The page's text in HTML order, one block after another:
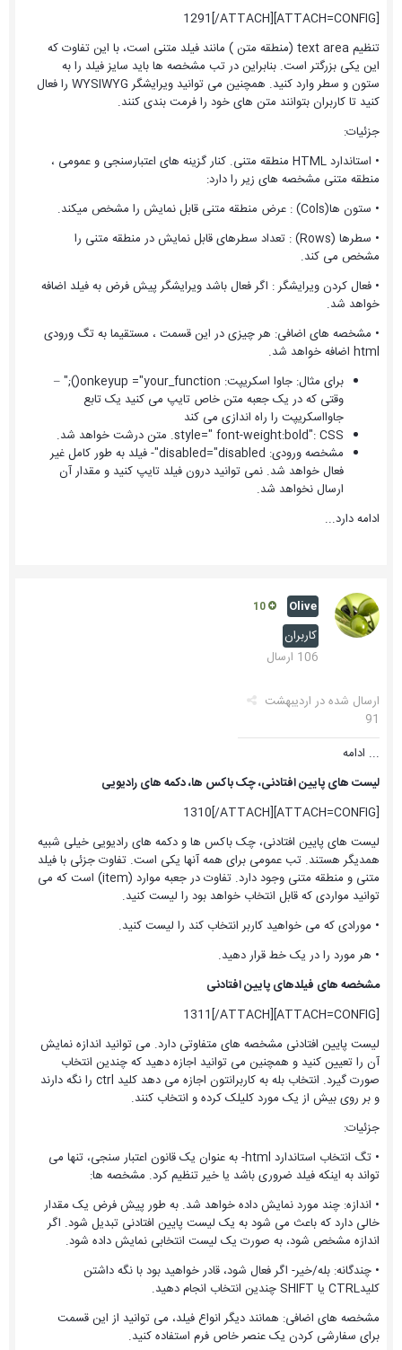
[ATTACH=CONFIG]1291[/ATTACH]
تنظیم text area (منطقه متن ) مانند فیلد متنی است، با این تفاوت که
این یکی بزرگتر است. بنابراین در تب مشخصه ها باید سایز فیلد را به
ستون و سطر وارد کنید. همچنین می توانید ویرایشگر WYSIWYG را فعال
کنید تا کاربران بتوانند متن های خود را فرمت بندی کنند.
جزئیات:
• استاندارد HTML منطقه متنی. کنار گزینه های اعتبارسنجی و عمومی ،
منطقه متنی مشخصه های زیر را دارد:
• ستون ها(Cols) : عرض منطقه متنی قابل نمایش را مشخص میکند.
• سطرها (Rows) : تعداد سطرهای قابل نمایش در منطقه متنی را
مشخص می کند.
• فعال کردن ویرایشگر : اگر فعال باشد ویرایشگر پیش فرض به فیلد اضافه
خواهد شد.
• مشخصه های اضافی: هر چیزی در این قسمت ، مستقیما به تگ ورودی
html اضافه خواهد شد.
برای مثال: جاوا اسکریپت: onkeyup ="your_function();" –
وقتی که در یک جعبه متن خاص تایپ می کنید یک تابع
جاوااسکریپت را راه اندازی می کند
style=" font-weight:bold": CSS. متن درشت خواهد شد.
مشخصه ورودی: disabled="disabled"- فیلد به طور کامل غیر
فعال خواهد شد. نمی توانید درون فیلد تایپ کنید و مقدار آن
ارسال نخواهد شد.
ادامه دارد...
Olive
کاربران
106 ارسال
ارسال شده در اردیبهشت
91
... ادامه
لیست های پایین افتادنی، چک باکس ها، دکمه های رادیویی
[ATTACH=CONFIG]1310[/ATTACH]
لیست های پایین افتادنی، چک باکس ها و دکمه های رادیویی خیلی شبیه
همدیگر هستند. تب عمومی برای همه آنها یکی است. تفاوت جزئی با فیلد
متنی و منطقه متنی وجود دارد. تفاوت در جعبه موارد (item) است که می
توانید مواردی که قابل انتخاب خواهد بود را لیست کنید.
• مورادی که می خواهید کاربر انتخاب کند را لیست کنید.
• هر مورد را در یک خط قرار دهید.
مشخصه های فیلدهای پایین افتادنی
[ATTACH=CONFIG]1311[/ATTACH]
لیست پایین افتادنی مشخصه های متفاوتی دارد. می توانید اندازه نمایش
آن را تعیین کنید و همچنین می توانید اجازه دهید که چندین انتخاب
صورت گیرد. انتخاب بله به کاربرانتون اجازه می دهد کلید ctrl را نگه دارند
و بر روی بیش از یک مورد کلیلک کرده و انتخاب کنند.
جزئیات:
• تگ انتخاب استاندارد html- به عنوان یک قانون اعتبار سنجی، تنها می
تواند به اینکه فیلد ضروری باشد یا خیر تنظیم کرد. مشخصه ها:
• اندازه: چند مورد نمایش داده خواهد شد. به طور پیش فرض یک مقدار
خالی دارد که باعث می شود به یک لیست پایین افتادنی تبدیل شود. اگر
اندازه مشخص شود، به صورت یک لیست انتخابی نمایش داده شود.
• چندگانه: بله/خیر- اگر فعال شود، قادر خواهید بود با نگه داشتن
کلیدCTRL یا SHIFT چندین انتخاب انجام دهید.
مشخصه های اضافی: همانند دیگر انواع فیلد، می توانید از این قسمت
برای سفارشی کردن یک عنصر خاص فرم استفاده کنید.